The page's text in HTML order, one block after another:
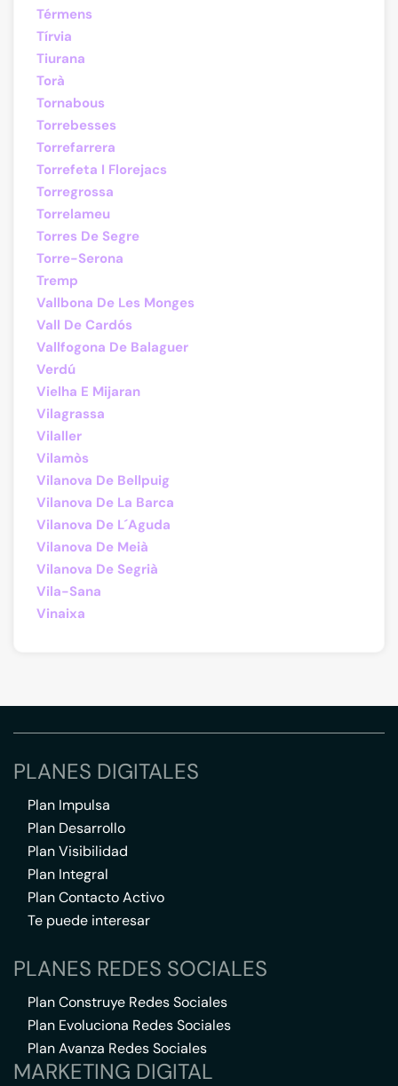
Térmens
Tírvia
Tiurana
Torà
Tornabous
Torrebesses
Torrefarrera
Torrefeta I Florejacs
Torregrossa
Torrelameu
Torres De Segre
Torre-Serona
Tremp
Vallbona De Les Monges
Vall De Cardós
Vallfogona De Balaguer
Verdú
Vielha E Mijaran
Vilagrassa
Vilaller
Vilamòs
Vilanova De Bellpuig
Vilanova De La Barca
Vilanova De L´Aguda
Vilanova De Meià
Vilanova De Segrià
Vila-Sana
Vinaixa
PLANES DIGITALES
Plan Impulsa
Plan Desarrollo
Plan Visibilidad
Plan Integral
Plan Contacto Activo
Te puede interesar
PLANES REDES SOCIALES
Plan Construye Redes Sociales
Plan Evoluciona Redes Sociales
Plan Avanza Redes Sociales
MARKETING DIGITAL